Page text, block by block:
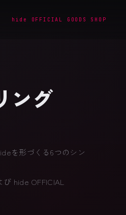
hide OFFICIAL GOODS SHOP
ング
を形づくる6つのシン
hide OFFICIAL